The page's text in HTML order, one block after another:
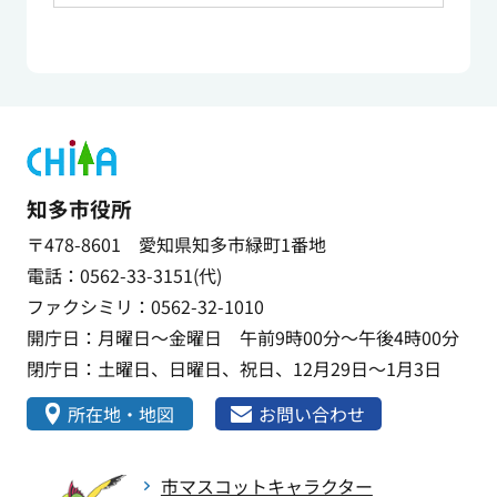
知多市役所
〒478-8601 愛知県知多市緑町1番地
電話：0562-33-3151(代)
ファクシミリ：0562-32-1010
開庁日：月曜日～金曜日 午前9時00分～午後4時00分
閉庁日：土曜日、日曜日、祝日、12月29日～1月3日
所在地・地図
お問い合わせ
市マスコットキャラクター